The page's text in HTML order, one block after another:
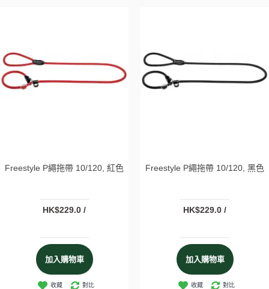
Freestyle P繩拖帶 10/120, 紅色
HK$229.0 /
加入購物車
收藏 對比
Freestyle P繩拖帶 10/120, 黑色
HK$229.0 /
加入購物車
收藏 對比